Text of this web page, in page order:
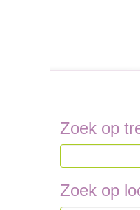
Zoek op
Zoek op